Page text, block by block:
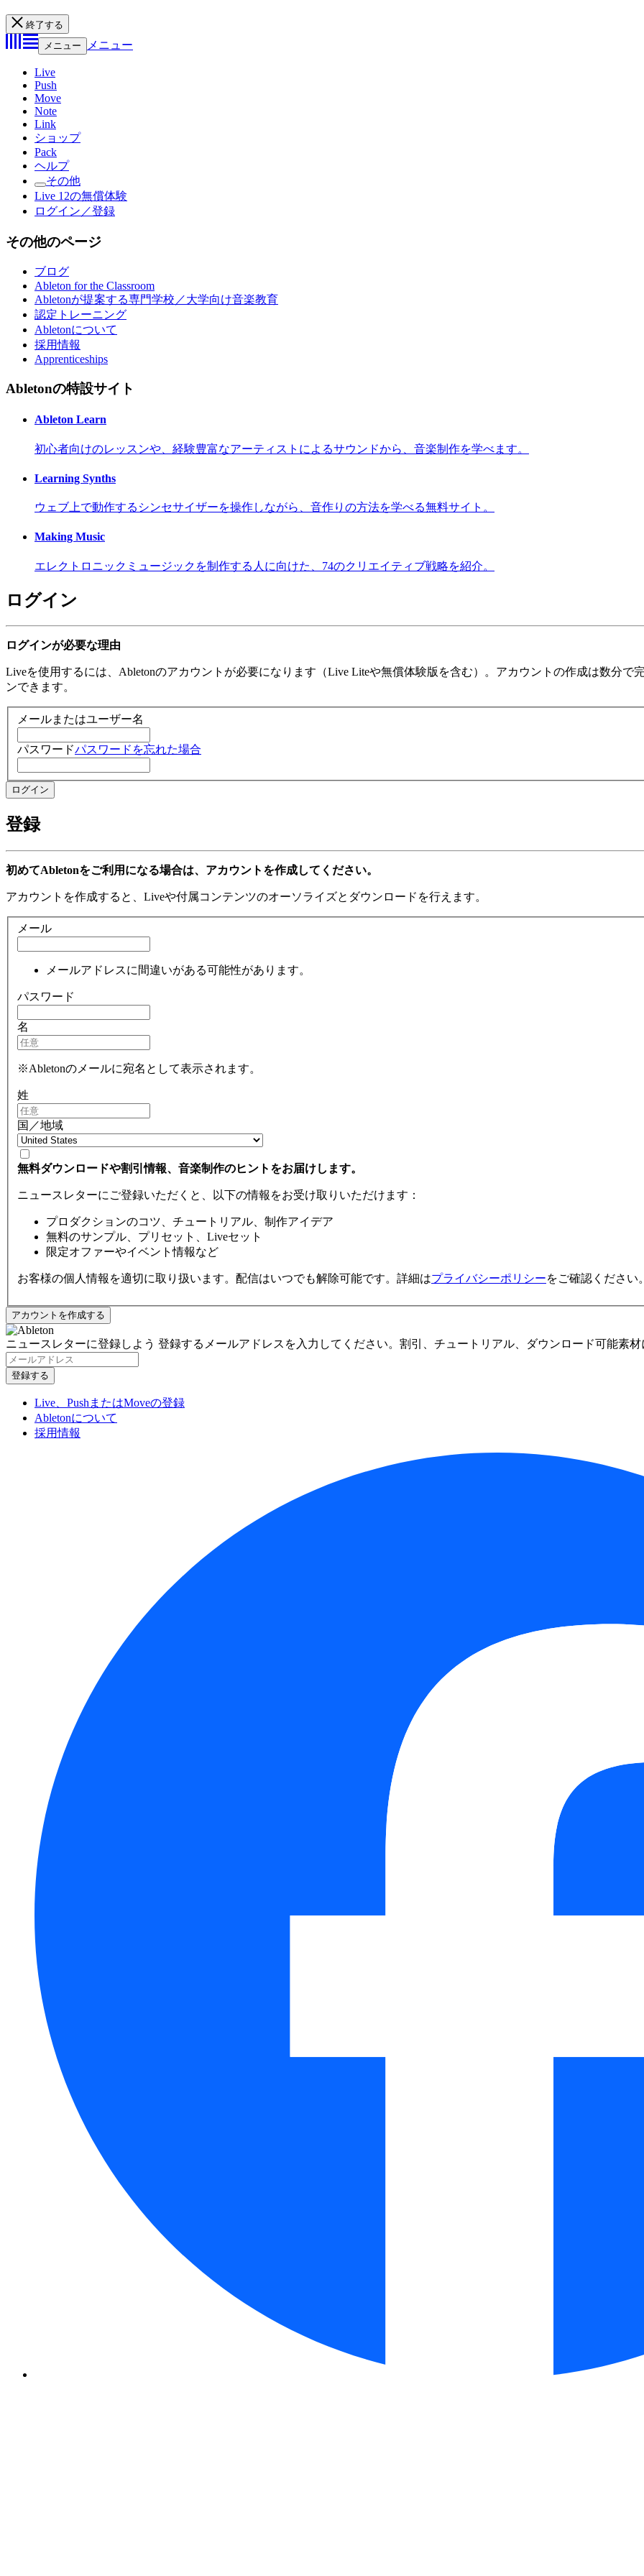
終了する
メニュー
メニュー
Live
Push
Move
Note
Link
ショップ
Pack
ヘルプ
その他
Live 12の無償体験
ログイン／登録
その他のページ
ブログ
Ableton for the Classroom
Abletonが提案する専門学校／大学向け音楽教育
認定トレーニング
Abletonについて
採用情報
Apprenticeships
Abletonの特設サイト
Ableton Learn
初心者向けのレッスンや、経験豊富なアーティストによるサウンドから、音楽制作を学べます。
Learning Synths
ウェブ上で動作するシンセサイザーを操作しながら、音作りの方法を学べる無料サイト。
Making Music
エレクトロニックミュージックを制作する人に向けた、74のクリエイティブ戦略を紹介。
ログイン
ログインが必要な理由
Liveを使用するには、Abletonのアカウントが必要になります（Live Liteや無償体験版を含む）。アカウントの作成は数分
ンできます。
メールまたはユーザー名
パスワードパスワードを忘れた場合
登録
初めてAbletonをご利用になる場合は、アカウントを作成してください。
アカウントを作成すると、Liveや付属コンテンツのオーソライズとダウンロードを行えます。
メール
メールアドレスに間違いがある可能性があります。
パスワード
名
※Abletonのメールに宛名として表示されます。
姓
国／地域
無料ダウンロードや割引情報、音楽制作のヒントをお届けします。
ニュースレターにご登録いただくと、以下の情報をお受け取りいただけます：
プロダクションのコツ、チュートリアル、制作アイデア
無料のサンプル、プリセット、Liveセット
限定オファーやイベント情報など
お客様の個人情報を適切に取り扱います。配信はいつでも解除可能です。詳細はプライバシーポリシーをご確認ください
ニュースレターに登録しよう 登録するメールアドレスを入力してください。割引、チュートリアル、ダウンロード可能素
Live、PushまたはMoveの登録
Abletonについて
採用情報